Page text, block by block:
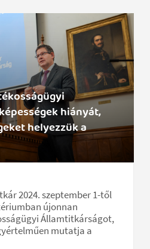
hiányát,
helyezzük a
2024. szeptember 1-től
újonnan
Államtitkárságot,
mutatja a